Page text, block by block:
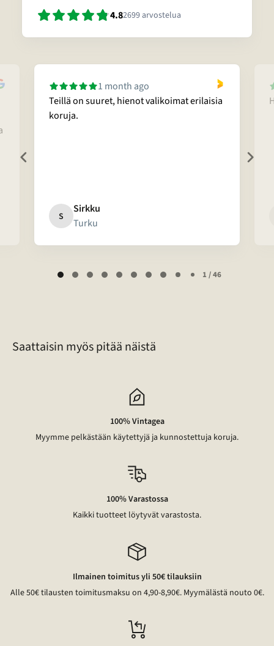
4.82699arvostelua
1 month ago
Teillä on suuret, hienot valikoimat erilaisia
koruja.
S
Sirkku
Turku
1 / 46
Saattaisin myös pitää näistä
100% Vintagea
Myymme pelkästään käytettyjä ja kunnostettuja koruja.
100% Varastossa
Kaikki tuotteet löytyvät varastosta.
Ilmainen toimitus yli 50€ tilauksiin
Alle 50€ tilausten toimitusmaksu on 4,90-8,90€. Myymälästä nouto 0€.